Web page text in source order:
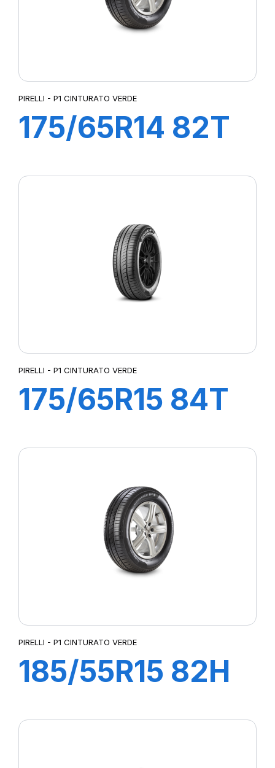
PIRELLI - P1 CINTURATO VERDE
175/65R14 82T
PIRELLI - P1 CINTURATO VERDE
175/65R15 84T
PIRELLI - P1 CINTURATO VERDE
185/55R15 82H